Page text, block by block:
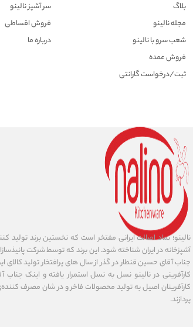
بلاگ
مجله نالینو
شعب سرو با نالینو
فروش عمده
ثبت/درخواست گارانتی
سر آشپز نالینو
فروش اقساطی
درباره ما
نالینو؛ نماد اصالت ایرانی مفتخر است که نخستین برند تولید
آشپزخانه در ایران شناخته شود. این برند که توسط شرکت
جناب آقای حسین قنطار در گذر از سال های پرافتخار تولید
کارآفرینی در نالینو نسل به نسل استمرار یافته و اینک جناب
کارآفرینان اصیل به تولید محصولات فاخر و در شان مصرف
پردازند.